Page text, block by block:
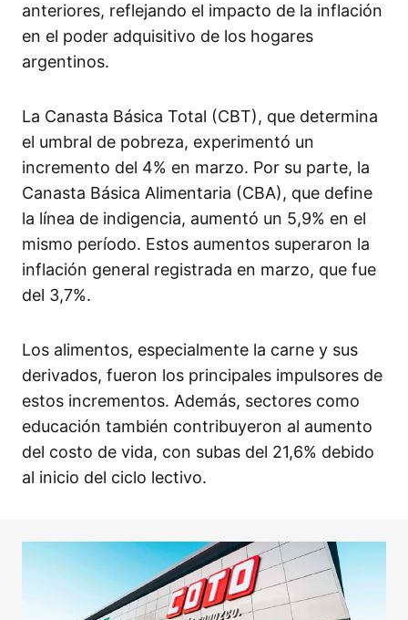
anteriores, reflejando el impacto de la inflación
en el poder adquisitivo de los hogares
argentinos.
La Canasta Básica Total (CBT), que determina
el umbral de pobreza, experimentó un
incremento del 4% en marzo. Por su parte, la
Canasta Básica Alimentaria (CBA), que define
la línea de indigencia, aumentó un 5,9% en el
mismo período. Estos aumentos superaron la
inflación general registrada en marzo, que fue
del 3,7%.
Los alimentos, especialmente la carne y sus
derivados, fueron los principales impulsores de
estos incrementos. Además, sectores como
educación también contribuyeron al aumento
del costo de vida, con subas del 21,6% debido
al inicio del ciclo lectivo.